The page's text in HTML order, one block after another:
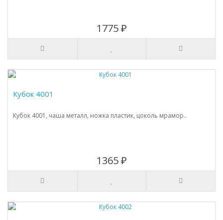
1775 ₽
Кубок 4001
Кубок 4001, чаша металл, ножка пластик, цоколь мрамор..
1365 ₽